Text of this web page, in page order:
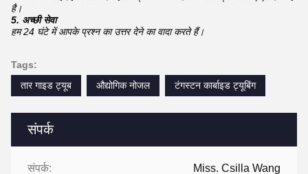
संपर्क
संपर्क: Miss. Csilla Wang
है।
5. अच्छी सेवा
हम 24 घंटे में आपके प्रश्न का उत्तर देने का वादा करते हैं।
Tags:
तार गाइड ट्यूब
औद्योगिक नोजल टंगस्टन कार्बाइड ट्यूबिंग